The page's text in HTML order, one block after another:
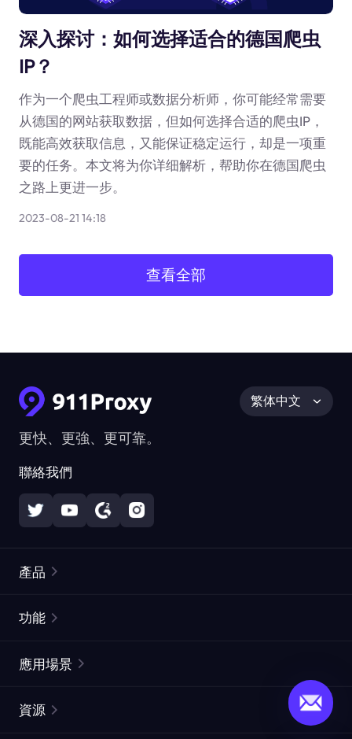
深入探讨：如何选择适合的德国爬虫
IP？
作为一个爬虫工程师或数据分析师，你可能经常需要
从德国的网站获取数据，但如何选择合适的爬虫IP，
既能高效获取信息，又能保证稳定运行，却是一项重
要的任务。本文将为你详细解析，帮助你在德国爬虫
之路上更进一步。
2023-08-21 14:18
查看全部
更快、更強、更可靠。
聯絡我們
繁体中文
產品
靜態住宅代理
功能
ISP代理
應用場景
資源